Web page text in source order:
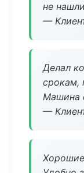
не
—
Делал
срокам,
Машина
—